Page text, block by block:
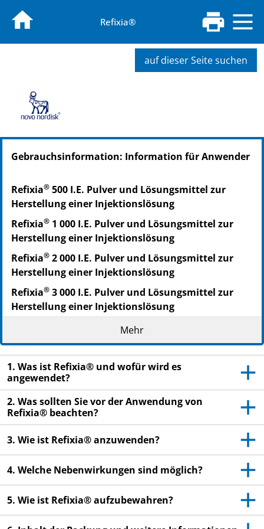
Refixia®
auf dieser Seite suchen
PZN: 13451454
PPN: 111345145443
Gebrauchsinformation: Information für Anwender
Refixia® 500 I.E. Pulver und Lösungsmittel zur
Herstellung einer Injektionslösung
Refixia® 1 000 I.E. Pulver und Lösungsmittel zur
Herstellung einer Injektionslösung
Refixia® 2 000 I.E. Pulver und Lösungsmittel zur
Herstellung einer Injektionslösung
Refixia® 3 000 I.E. Pulver und Lösungsmittel zur
Herstellung einer Injektionslösung
▼Dieses Arzneimittel unterliegt einer zusätzlichen
Überwachung. Dies ermöglicht eine schnelle
Identifizierung neuer Erkenntnisse über die
Sicherheit. Sie können dabei helfen, indem Sie jede
auftretende Nebenwirkung melden. Hinweise zur
Meldung von Nebenwirkungen, siehe Ende Abschnitt
Lesen Sie die gesamte Packungsbeilage sorgfältig
durch, bevor Sie mit der Anwendung dieses
Arzneimittels beginnen, denn sie enthält wichtige
Informationen.
möchten Sie diese später nochmals lesen.
Mehr
1. Was ist Refixia® und wofür wird es
angewendet?
2. Was sollten Sie vor der Anwendung von
Refixia® beachten?
3. Wie ist Refixia® anzuwenden?
4. Welche Nebenwirkungen sind möglich?
5. Wie ist Refixia® aufzubewahren?